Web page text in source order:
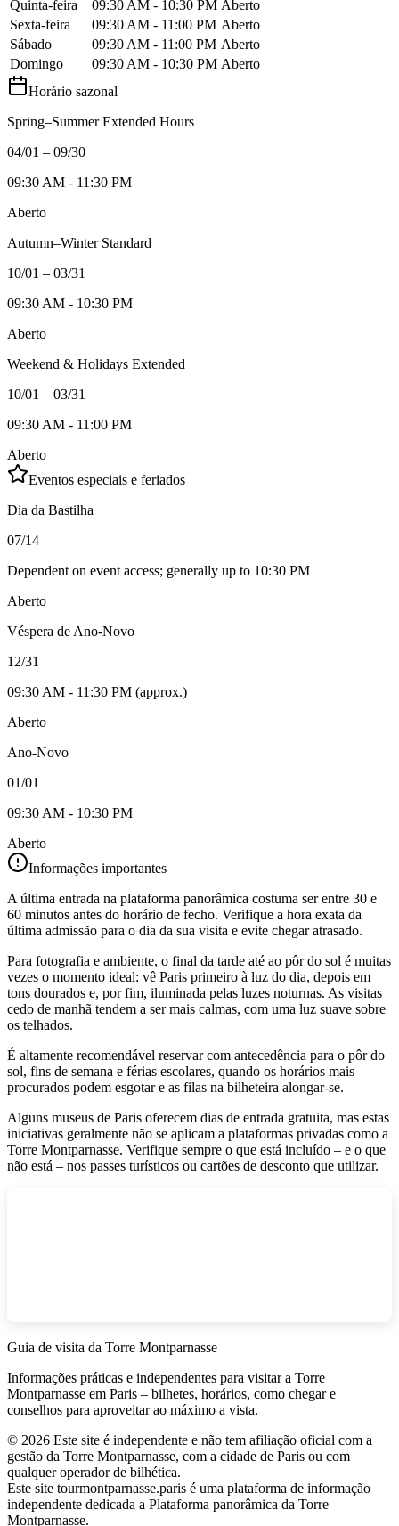
Quinta-feira
09:30 AM - 10:30 PM Aberto
Sexta-feira
09:30 AM - 11:00 PM Aberto
Sábado
09:30 AM - 11:00 PM Aberto
Domingo
09:30 AM - 10:30 PM Aberto
Horário sazonal
Spring–Summer Extended Hours
04/01 – 09/30
09:30 AM - 11:30 PM
Aberto
Autumn–Winter Standard
10/01 – 03/31
09:30 AM - 10:30 PM
Aberto
Weekend & Holidays Extended
10/01 – 03/31
09:30 AM - 11:00 PM
Aberto
Eventos especiais e feriados
Dia da Bastilha
07/14
Dependent on event access; generally up to 10:30 PM
Aberto
Véspera de Ano-Novo
12/31
09:30 AM - 11:30 PM (approx.)
Aberto
Ano-Novo
01/01
09:30 AM - 10:30 PM
Aberto
Informações importantes
A última entrada na plataforma panorâmica costuma ser entre 30 e
60 minutos antes do horário de fecho. Verifique a hora exata da
última admissão para o dia da sua visita e evite chegar atrasado.
Para fotografia e ambiente, o final da tarde até ao pôr do sol é muitas
vezes o momento ideal: vê Paris primeiro à luz do dia, depois em
tons dourados e, por fim, iluminada pelas luzes noturnas. As visitas
cedo de manhã tendem a ser mais calmas, com uma luz suave sobre
os telhados.
É altamente recomendável reservar com antecedência para o pôr do
sol, fins de semana e férias escolares, quando os horários mais
procurados podem esgotar e as filas na bilheteira alongar‑se.
Alguns museus de Paris oferecem dias de entrada gratuita, mas estas
iniciativas geralmente não se aplicam a plataformas privadas como a
Torre Montparnasse. Verifique sempre o que está incluído – e o que
não está – nos passes turísticos ou cartões de desconto que utilizar.
Guia de visita da Torre Montparnasse
Informações práticas e independentes para visitar a Torre
Montparnasse em Paris – bilhetes, horários, como chegar e
conselhos para aproveitar ao máximo a vista.
© 2026 Este site é independente e não tem afiliação oficial com a
gestão da Torre Montparnasse, com a cidade de Paris ou com
qualquer operador de bilhética.
Este site tourmontparnasse.paris é uma plataforma de informação
independente dedicada a Plataforma panorâmica da Torre
Montparnasse.